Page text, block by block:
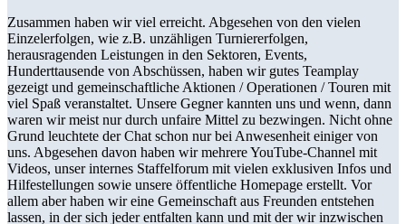
Zusammen haben wir viel erreicht. Abgesehen von den vielen
Einzelerfolgen, wie z.B. unzähligen Turniererfolgen,
herausragenden Leistungen in den Sektoren, Events,
Hunderttausende von Abschüssen, haben wir gutes Teamplay
gezeigt und gemeinschaftliche Aktionen / Operationen / Touren mit
viel Spaß veranstaltet. Unsere Gegner kannten uns und wenn, dann
waren wir meist nur durch unfaire Mittel zu bezwingen. Nicht ohne
Grund leuchtete der Chat schon nur bei Anwesenheit einiger von
uns. Abgesehen davon haben wir mehrere YouTube-Channel mit
Videos, unser internes Staffelforum mit vielen exklusiven Infos und
Hilfestellungen sowie unsere öffentliche Homepage erstellt. Vor
allem aber haben wir eine Gemeinschaft aus Freunden entstehen
lassen, in der sich jeder entfalten kann und mit der wir inzwischen